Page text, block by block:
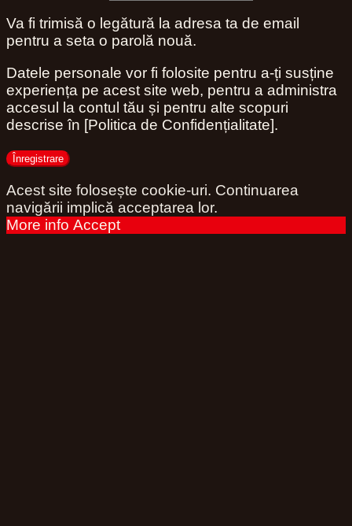
Va fi trimisă o legătură la adresa ta de email
pentru a seta o parolă nouă.
Datele personale vor fi folosite pentru a-ți susține
experiența pe acest site web, pentru a administra
accesul la contul tău și pentru alte scopuri
descrise în [Politica de Confidențialitate].
Înregistrare
Acest site folosește cookie-uri. Continuarea
navigării implică acceptarea lor.
More info Accept